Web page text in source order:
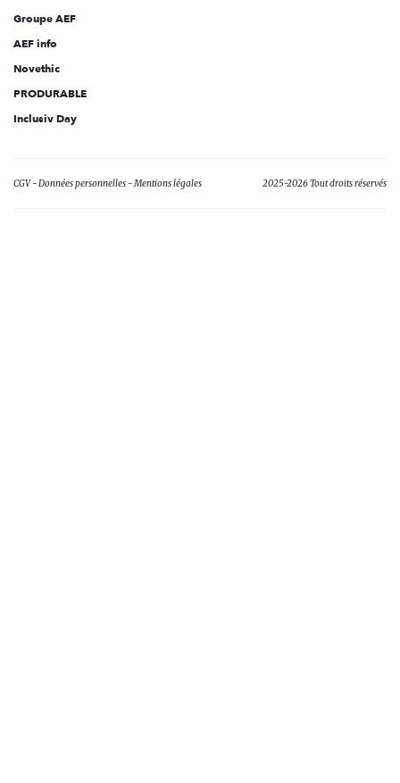
Groupe AEF
AEF info
Novethic
PRODURABLE
Inclusiv Day
CGV Données personnelles Mentions légales 2025-2026 Tout droits réservés